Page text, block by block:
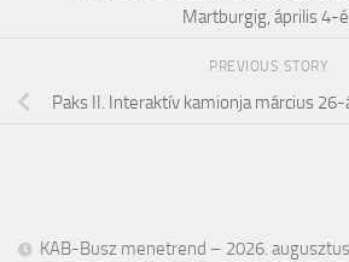
Martburgig, április 4-
PREVIOUS STORY
Paks II. Interaktív kamionja március
KAB-Busz menetrend – 2026. augusztus